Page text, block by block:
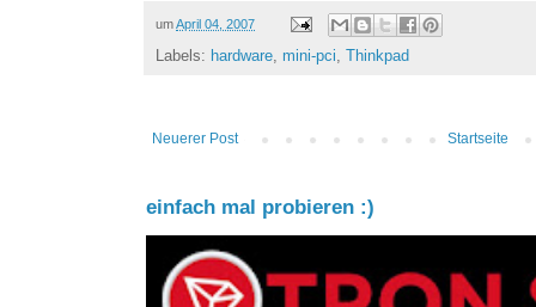
umApril 04, 2007
Labels: hardware, mini-pci, Thinkpad
Neuerer Post Startseite
einfach mal probieren :)